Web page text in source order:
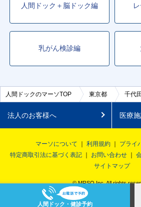
人間ドック＋脳ドック編
乳がん検診編
人間ドックのマーソTOP 東京都 千代
法人のお客様へ 医療
マーソについて 利用規約
プライ
特定商取引法に基づく表記
お問い合わせ
サイトマップ
© MRSO Inc. All rights
人間ドック・健診予約